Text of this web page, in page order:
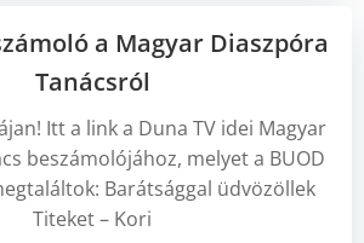
a Magyar Diaszpóra
Tanácsról
Itt a link a Duna TV idei Magyar
beszámolójához, melyet a BUOD
Barátsággal üdvözöllek
Titeket – Kori